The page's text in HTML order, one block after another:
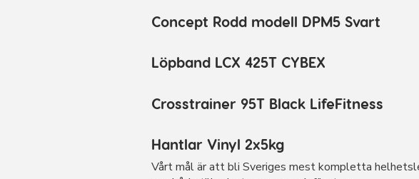
Concept Rodd modell DPM5 Svart
Löpband LCX 425T CYBEX
Crosstrainer 95T Black LifeFitness
Hantlar Vinyl 2x5kg
Vårt mål är att bli Sveriges mest kompletta